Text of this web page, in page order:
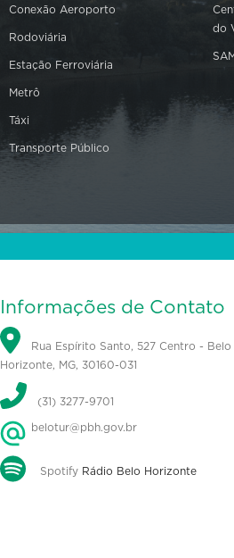
Conexão Aeroporto
Rodoviária
Estação Ferroviária
Metrô
Táxi
Transporte Público
do
Informações de Contato
Rua Espírito Santo, 527 Centro - Belo
Horizonte, MG, 30160-031
(31) 3277-9701
belotur@pbh.gov.br
Spotify Rádio Belo Horizonte